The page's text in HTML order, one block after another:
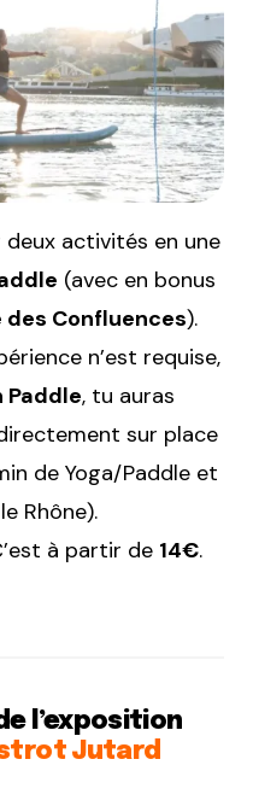
deux activités en une
(avec en bonus
des Confluences).
n’est requise,
Paddle, tu auras
sur place
de Yoga/Paddle et
Rhône).
à partir de 14€.
l’exposition
Jutard